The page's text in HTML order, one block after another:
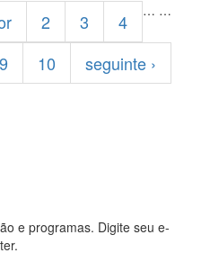
…
2 3
4
9 10
…
seguinte ›
e programas. Digite seu e-